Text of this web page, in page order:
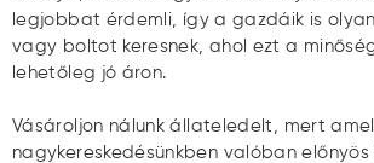
legjobbat érdemli, így a gazdáik is
vagy boltot keresnek, ahol ezt a
lehetőleg jó áron.
Vásároljon nálunk állateledelt, mert
nagykereskedésünkben valóban